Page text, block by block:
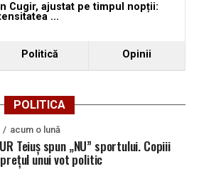
Cugir, ajustat pe timpul nopții:
...
Politică Opinii
POLITICA
acum o lună
Teiuș spun „NU” sportului. Copiii
unui vot politic